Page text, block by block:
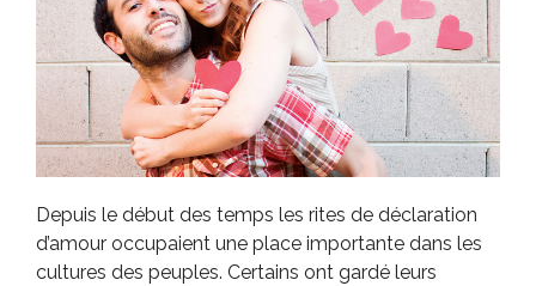
Depuis le début des temps les rites de déclaration
d’amour occupaient une place importante dans les
cultures des peuples. Certains ont gardé leurs